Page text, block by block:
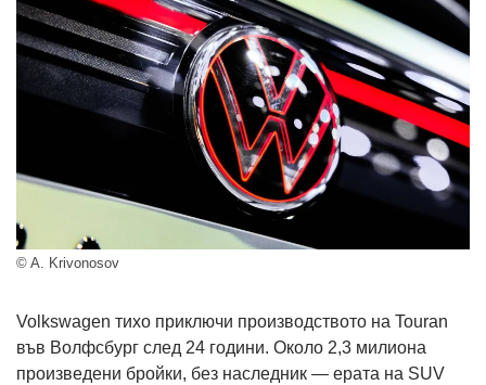
© A. Krivonosov
Volkswagen тихо приключи производството на Touran
във Волфсбург след 24 години. Около 2,3 милиона
произведени бройки, без наследник — ерата на SUV